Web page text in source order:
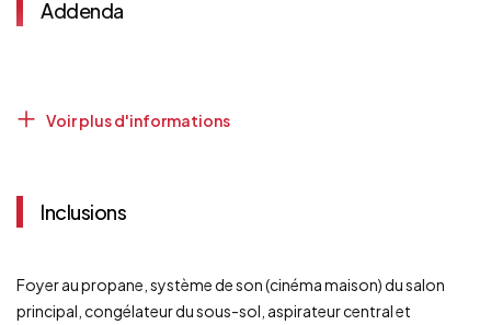
Revêtements
Stationnement
Toiture
Addenda
Voir plus d'informations
Inclusions
Foyer au propane, système de son (cinéma maison) du salon
principal, congélateur du sous-sol, aspirateur central et